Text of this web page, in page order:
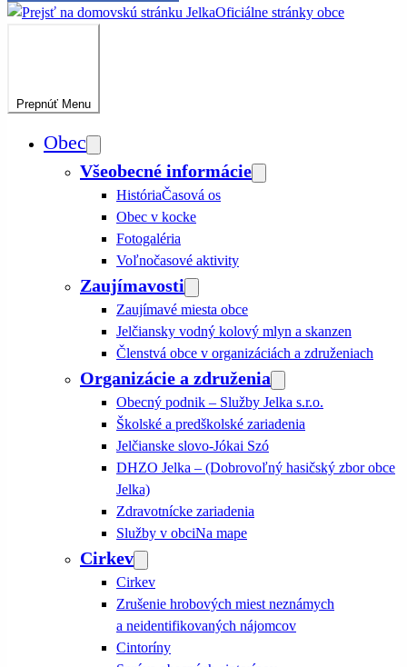
JelkaOficiálne stránky obce
Prepnúť Menu
Obec
Všeobecné informácie
HistóriaČasová os
Obec v kocke
Fotogaléria
Voľnočasové aktivity
Zaujímavosti
Zaujímavé miesta obce
Jelčiansky vodný kolový mlyn a skanzen
Členstvá obce v organizáciách a združeniach
Organizácie a združenia
Obecný podnik – Služby Jelka s.r.o.
Školské a predškolské zariadenia
Jelčianske slovo-Jókai Szó
DHZO Jelka – (Dobrovoľný hasičský zbor obce
Jelka)
Zdravotnícke zariadenia
Služby v obciNa mape
Cirkev
Cirkev
Zrušenie hrobových miest neznámych
a neidentifikovaných nájomcov
Cintoríny